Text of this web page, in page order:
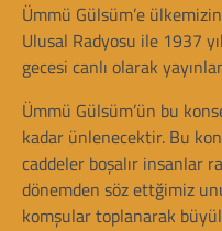
Ümmü Gülsüm’e
Ulusal Radyosu ile 1937
gecesi canlı olarak
Ümmü Gülsüm’ün bu
kadar ünlenecektir. Bu
caddeler boşalır insanlar
dönemden söz ettğimiz
komşular toplanarak